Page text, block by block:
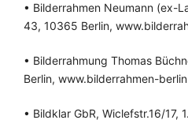
• Bilderrahmen Neumann (ex-
43, 10365 Berlin,
• Bilderrahmung Thomas
Berlin, www.bilderrahmen-
• Bildklar GbR, Wiclefstr.16/17,